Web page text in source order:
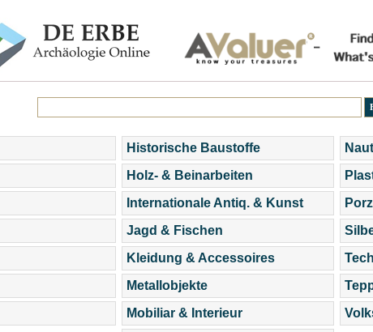
Historische Baustoffe
Holz- & Beinarbeiten
Internationale Antiq. & Kunst
Jagd & Fischen
Kleidung & Accessoires
Metallobjekte
Mobiliar & Interieur